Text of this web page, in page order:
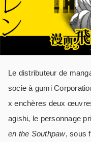
Le distributeur de
socie à gumi
x enchères deux
agishi, le personnage
en the Southpaw, sous